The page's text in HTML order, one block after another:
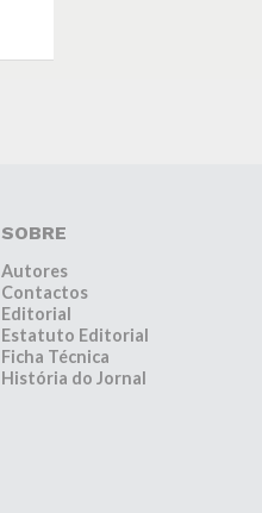
SOBRE
Autores
Contactos
Editorial
Estatuto Editorial
Ficha Técnica
História do Jornal